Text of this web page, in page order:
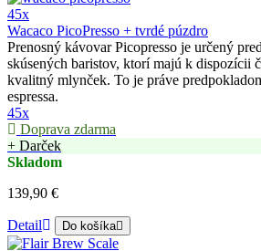
45x
Wacaco PicoPresso + tvrdé púzdro
Prenosný kávovar Picopresso je určený
skúsených baristov, ktorí majú k dispozícii
kvalitný mlynček. To je práve
espressa.
45x
Doprava zdarma
+ Darček
Skladom
139,90 €
Detail Do košíka